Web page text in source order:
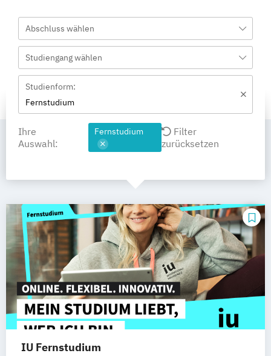
Abschluss wählen
Studiengang wählen
Studienform:
Fernstudium
Ihre
Auswahl:
Fernstudium
Filter
zurücksetzen
IU Fernstudium